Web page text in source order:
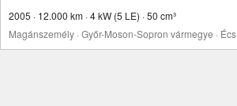
2005 · 12.000 km · 4 kW (5 LE) · 50 cm³
Magánszemély · Győr-Moson-Sopron vármegye · Écs